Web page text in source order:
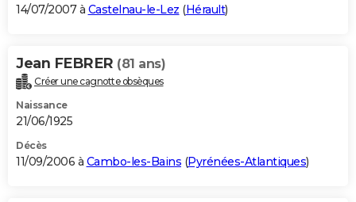
14/07/2007 à Castelnau-le-Lez (Hérault)
Jean FEBRER (81 ans)
Créer une cagnotte obsèques
Naissance
21/06/1925
Décès
11/09/2006 à Cambo-les-Bains (Pyrénées-Atlantiques)